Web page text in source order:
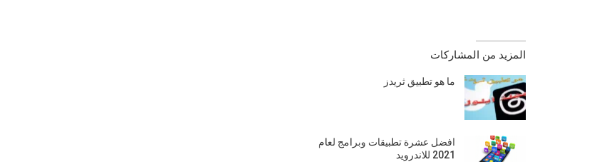
المزيد من المشاركات
ما هو تطبيق ثريدز
افضل عشرة تطبيقات وبرامج لعام
2021 للاندرويد